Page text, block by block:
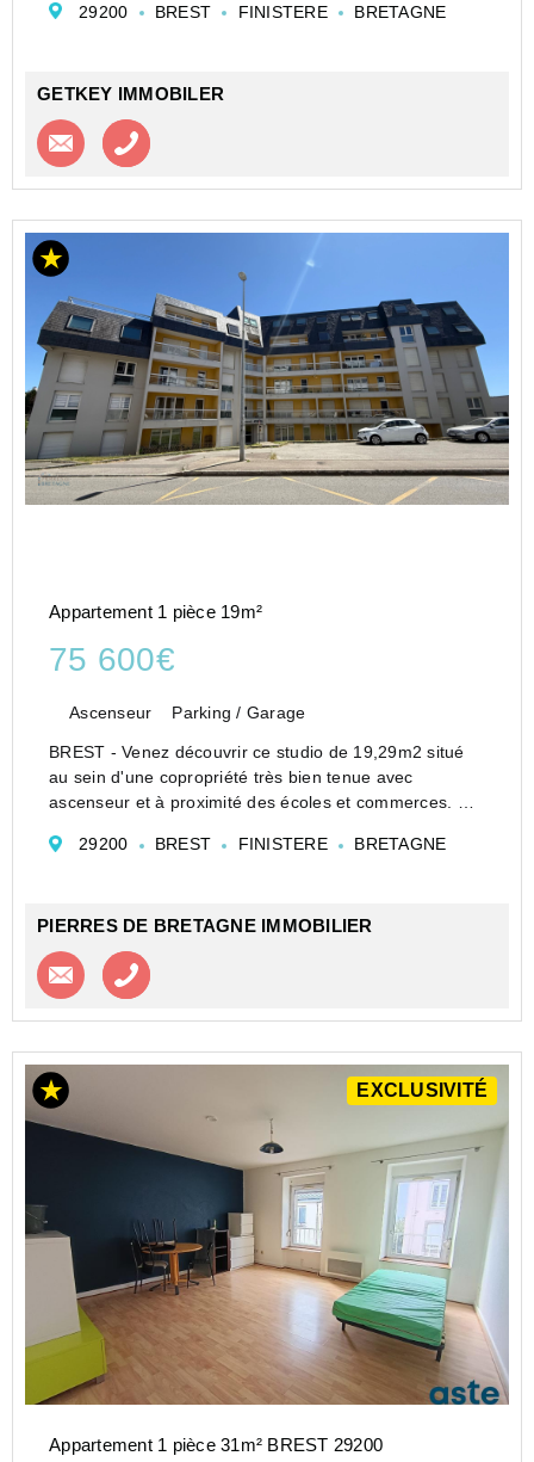
studio orienté Est, donnant sur un jardin collectif au
29200 BREST FINISTERE BRETAGNE
GETKEY IMMOBILER
Contacter l'agence
Appartement 1 pièce 19m²
75 600€
Ascenseur Parking / Garage
BREST - Venez découvrir ce studio de 19,29m2 situé
au sein d'une copropriété très bien tenue avec
ascenseur et à proximité des écoles et commerces.
principale avec cuisine aménagée et équipée et une
29200 BREST FINISTERE BRETAGNE
PIERRES DE BRETAGNE IMMOBILIER
Contacter l'agence
EXCLUSIVITÉ
Appartement 1 pièce 31m² BREST 29200